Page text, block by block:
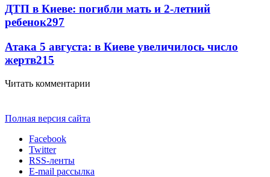
ДТП в Киеве: погибли мать и 2-летний
ребенок297
Атака 5 августа: в Киеве увеличилось число
жертв215
Читать комментарии
Полная версия сайта
Facebook
Twitter
RSS-ленты
E-mail рассылка